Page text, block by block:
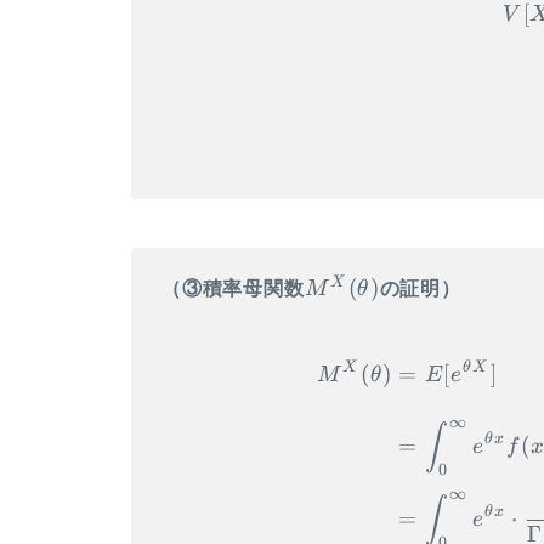
V [
（③積率母関数 M^X(\theta)
M X (θ)の証明）
M X (θ) = E [eθX ]
= ∫0
∞
eθx f(x
= ∫ ∞
eθx ⋅
Γ